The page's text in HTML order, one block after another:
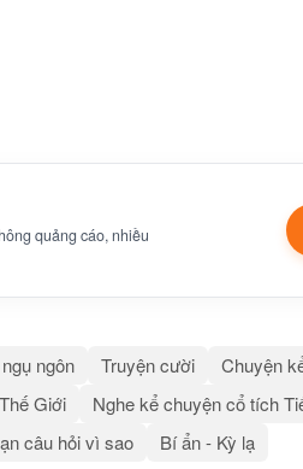
quảng cáo, nhiều
ngôn Truyện cười
Chuyện
Giới Nghe kể chuyện cổ tích
câu hỏi vì sao Bí ẩn - Kỳ lạ